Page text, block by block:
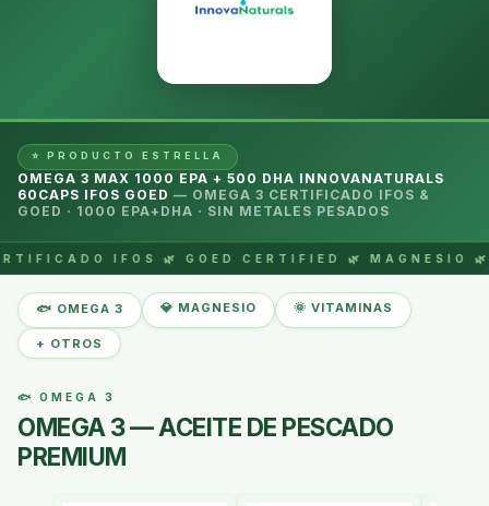
⭐ PRODUCTO ESTRELLA
OMEGA 3 MAX 1000 EPA + 500 DHA INNOVANATURALS
60CAPS IFOS GOED — OMEGA 3 CERTIFICADO IFOS &
GOED · 1000 EPA+DHA · SIN METALES PESADOS
IFOS 🌿 GOED CERTIFIED 🌿 MAGNESIO
🐟 OMEGA 3 💎 MAGNESIO 🌞 VITAMINAS
+ OTROS
🐟 OMEGA 3
OMEGA 3 — ACEITE DE PESCADO
PREMIUM